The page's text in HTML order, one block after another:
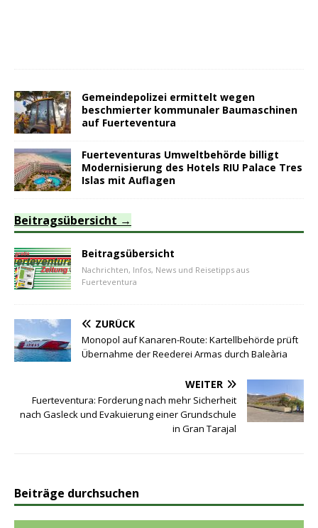
Gemeindepolizei ermittelt wegen
beschmierter kommunaler Baumaschinen
auf Fuerteventura
Fuerteventuras Umweltbehörde billigt
Modernisierung des Hotels RIU Palace Tres
Islas mit Auflagen
Beitragsübersicht
Beitragsübersicht
Nachrichten, Infos, News und Reisetipps aus
Fuerteventura
ZURÜCK
Monopol auf Kanaren-Route: Kartellbehörde prüft
Übernahme der Reederei Armas durch Baleària
WEITER
Fuerteventura: Forderung nach mehr Sicherheit
nach Gasleck und Evakuierung einer Grundschule
in Gran Tarajal
Beiträge durchsuchen